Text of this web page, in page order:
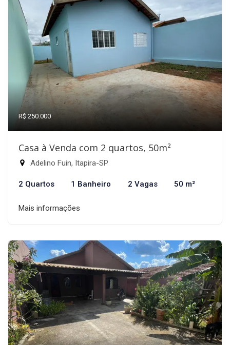
R$ 250.000
Casa à Venda com 2 quartos, 50m²
Adelino Fuin, Itapira-SP
2 Quartos 1 Banheiro 2 Vagas 50 m²
Mais informações